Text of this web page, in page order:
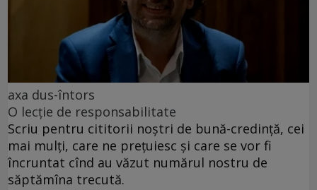
axa dus-întors
O lecție de responsabilitate
Scriu pentru cititorii noștri de bună-credință, cei
mai mulți, care ne prețuiesc și care se vor fi
încruntat cînd au văzut numărul nostru de
săptămîna trecută.